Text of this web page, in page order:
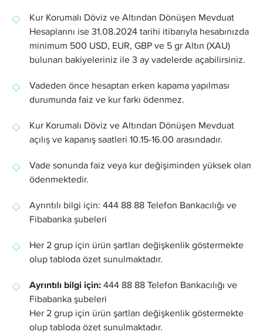
Kur Korumalı Döviz ve Altından Dönüşen Mevduat
Hesaplarını ise 31.08.2024 tarihi itibarıyla hesabınızda
minimum 500 USD, EUR, GBP ve 5 gr Altın (XAU)
bulunan bakiyeleriniz ile 3 ay vadelerde açabilirsiniz.
Vadeden önce hesaptan erken kapama yapılması
durumunda faiz ve kur farkı ödenmez.
Kur Korumalı Döviz ve Altından Dönüşen Mevduat
açılış ve kapanış saatleri 10.15-16.00 arasındadır.
Vade sonunda faiz veya kur değişiminden yüksek olan
ödenmektedir.
Ayrıntılı bilgi için: 444 88 88 Telefon Bankacılığı ve
Fibabanka şubeleri
Her 2 grup için ürün şartları değişkenlik göstermekte
olup tabloda özet sunulmaktadır.
Ayrıntılı bilgi için:444 88 88 Telefon Bankacılığı ve
Fibabanka şubeleri
Her 2 grup için ürün şartları değişkenlik göstermekte
olup tabloda özet sunulmaktadır.